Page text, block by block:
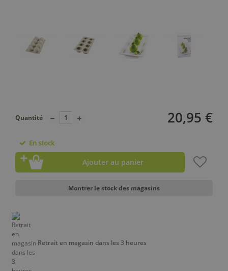
20,95 €
Quantité
En stock
Ajouter au panier
Montrer le stock des magasins
Retrait en magasin dans les 3 heures